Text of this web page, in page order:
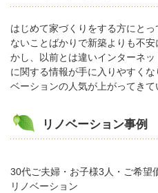
はじめて家づくりをする方にと
ないことばかりで新築よりも不
かし、以前とは違いインターネ
に関する情報が手に入りやすく
ベーションの人気が上がってきて
リノベーション事例
30代ご夫婦・お子様3人・ご希望
リノベーション